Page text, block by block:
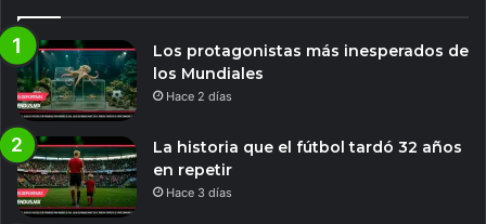
Los protagonistas más inesperados de
los Mundiales
Hace 2 días
La historia que el fútbol tardó 32 años
en repetir
Hace 3 días